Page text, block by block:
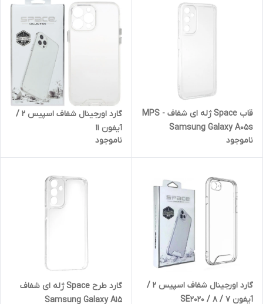
قاب Space ژله ای شفاف MPS -
Samsung Galaxy A05s
ناموجود
گارد اورجینال شفاف اسپیس 2 /
آیفون 11
ناموجود
گارد اورجینال شفاف اسپیس 2 /
آیفون 7 / 8 / SE2020
گارد طرح Space ژله ای شفاف
Samsung Galaxy A15